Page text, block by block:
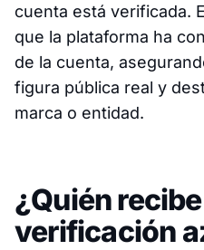
cuenta está verificada.
que la plataforma ha
de la cuenta,
figura pública real y
marca o entidad.
¿Quién
verificación